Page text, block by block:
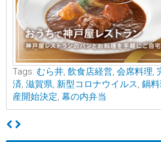
Tags: むら井, 飲食店経営, 会席料理,
済, 滋賀県, 新型コロナウイルス, 鍋
産開始決定, 幕の内弁当